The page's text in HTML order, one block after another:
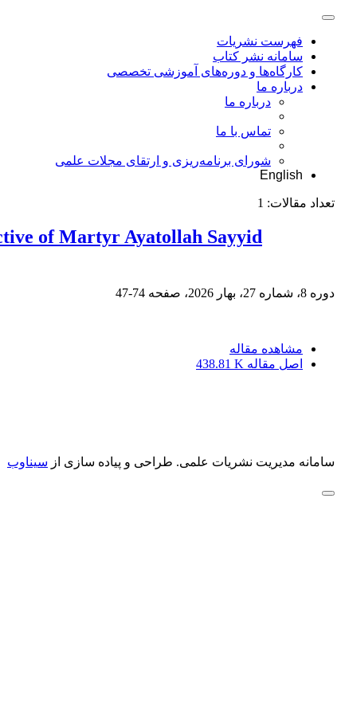
فهرست نشریات
سامانه نشر کتاب
کارگاه‌ها و دوره‌های آموزشی تخصصی
درباره ما
درباره ما
تماس با ما
شورای برنامه‌ریزی و ارتقای مجلات علمی
English
تعداد مقالات: 1
of Martyr Ayatollah Sayyid
دوره 8، شماره 27، بهار 2026، صفحه 74-47
مشاهده مقاله
اصل مقاله 438.81 K
سامانه مدیریت نشریات علمی. طراحی و پیاده سازی از سیناوب